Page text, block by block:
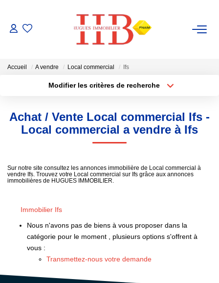
NOTRE AGENCE
RECRUTEMENT
CONTACT
Accueil A vendre Local commercial Ifs
Modifier les critères de recherche
Sélectionnez...
Type de bien
Surface min
Créer une alerte
Achat / Vente Local commercial Ifs -
Local commercial a vendre à Ifs
Sur notre site consultez les annonces immobilière de Local commercial à
vendre Ifs. Trouvez votre Local commercial sur Ifs grâce aux annonces
immobilières de HUGUES IMMOBILIER.
Immobilier Ifs
Nous n'avons pas de biens à vous proposer dans la
catégorie pour le moment , plusieurs options s'offrent à
vous :
Transmettez-nous votre demande